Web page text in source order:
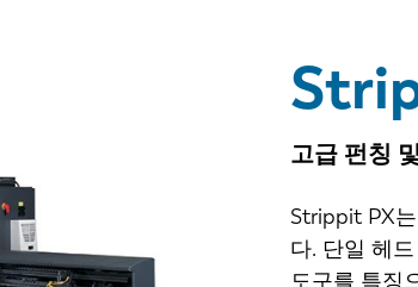
고급 펀칭
Strippit PX
다. 단일 헤
도구를 특징